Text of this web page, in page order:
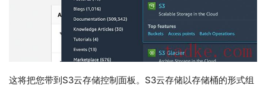
这将把您带到S3云存储控制面板。S3云存储以存储桶的形式组